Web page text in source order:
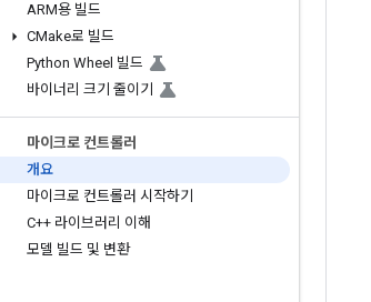
ARM용 빌드
CMake로 빌드
Python Wheel 빌드
바이너리 크기 줄이기
마이크로 컨트롤러
개요
마이크로 컨트롤러 시작하기
C++ 라이브러리 이해
모델 빌드 및 변환